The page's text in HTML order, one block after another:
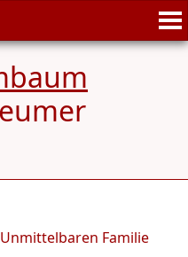
Unmittelbaren Familie